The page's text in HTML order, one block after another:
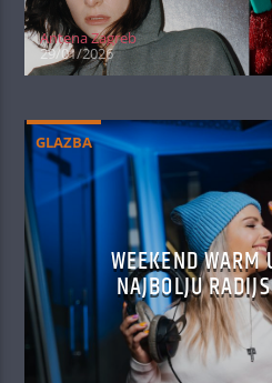
Antena Zagreb
29/01/2026
GLAZBA
WEEKEND
NAJBOLJU